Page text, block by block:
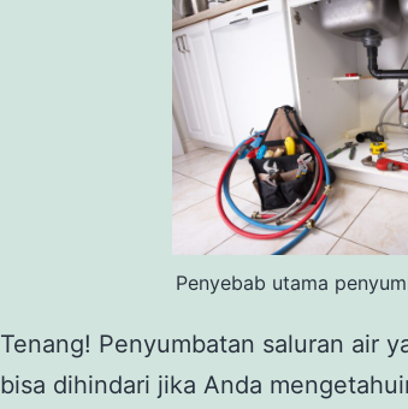
Penyebab utama
Tenang! Penyumbatan saluran air
bisa dihindari jika Anda